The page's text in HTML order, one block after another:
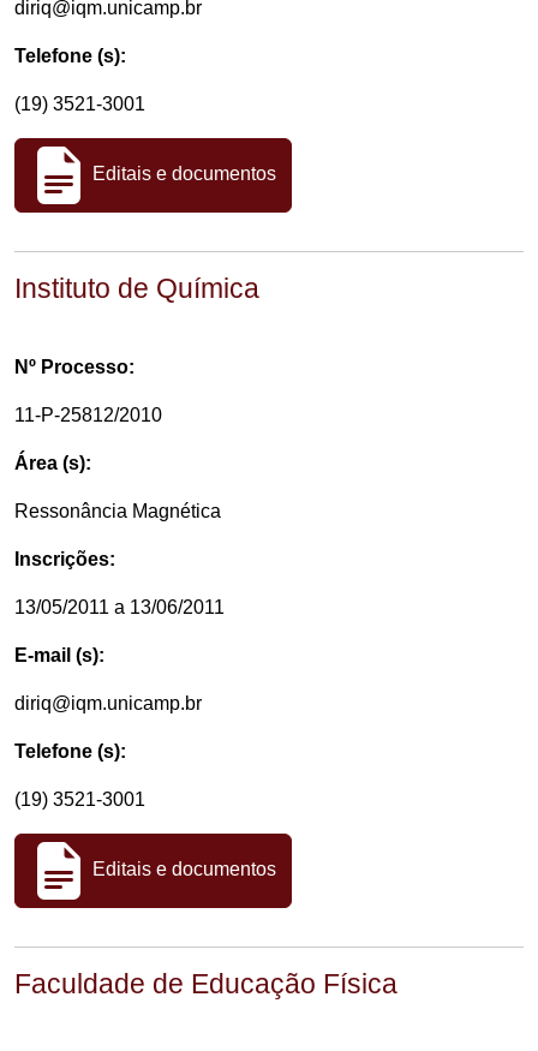
diriq@iqm.unicamp.br
Telefone (s):
(19) 3521-3001
Editais e documentos
Instituto de Química
Nº Processo:
11-P-25812/2010
Área (s):
Ressonância Magnética
Inscrições:
13/05/2011 a 13/06/2011
E-mail (s):
diriq@iqm.unicamp.br
Telefone (s):
(19) 3521-3001
Editais e documentos
Faculdade de Educação Física